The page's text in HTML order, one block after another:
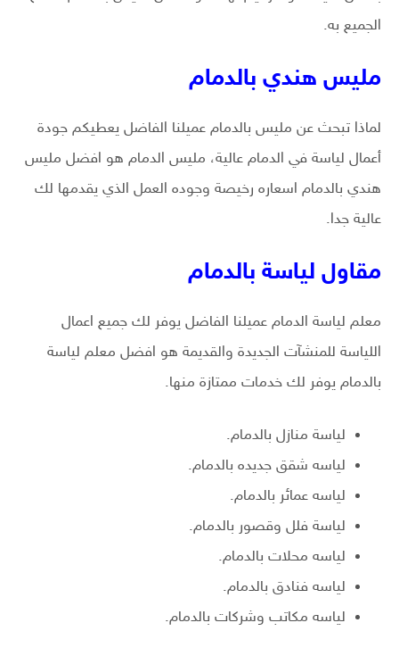
الجميع به.
مليس هندي بالدمام
لماذا تبحث عن مليس بالدمام عميلنا الفاضل يعطيكم جودة
أعمال لياسة في الدمام عالية، مليس الدمام هو افضل مليس
هندي بالدمام اسعاره رخيصة وجوده العمل الذي يقدمها لك
عالية جدا.
مقاول لياسة بالدمام
معلم لياسة الدمام عميلنا الفاضل يوفر لك جميع اعمال
اللياسة للمنشآت الجديدة والقديمة هو افضل معلم لياسة
بالدمام يوفر لك خدمات ممتازة منها.
لياسة منازل بالدمام.
لياسه شقق جديده بالدمام.
لياسه عمائر بالدمام.
لياسة فلل وقصور بالدمام.
لياسه محلات بالدمام.
لياسه فنادق بالدمام.
لياسه مكاتب وشركات بالدمام.